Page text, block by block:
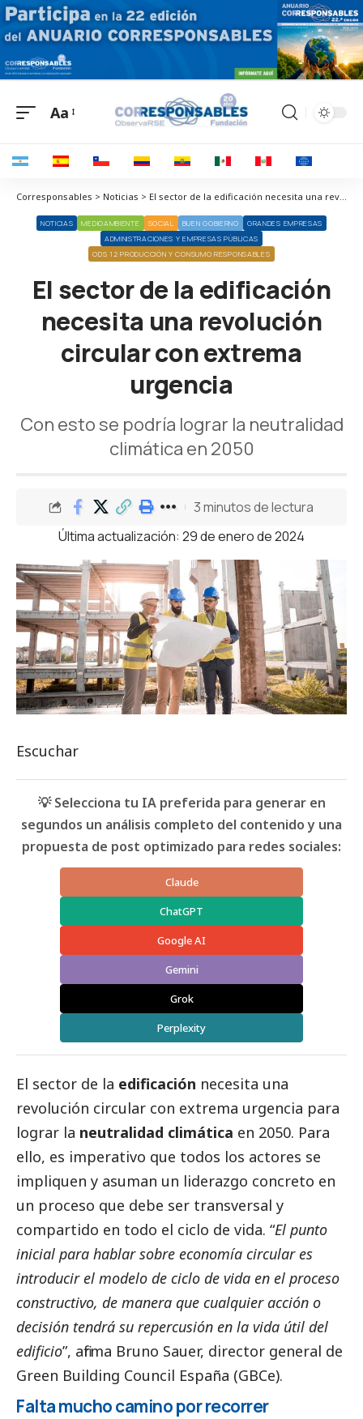
Aa
Corresponsables > Noticias > El sector de la edificación necesita una revolución circular con extrema urgencia
NOTICIAS MEDIOAMBIENTE SOCIAL BUEN GOBIERNO
GRANDES EMPRESAS
ADMINISTRACIONES Y EMPRESAS PÚBLICAS
ODS 12 PRODUCCIÓN Y CONSUMO RESPONSABLES
El sector de la edificación
necesita una revolución
circular con extrema
urgencia
Con esto se podría lograr la neutralidad
climática en 2050
Última actualización: 29 de enero de 2024
3 minutos de lectura
Escuchar
💡 Selecciona tu IA preferida para generar en
segundos un análisis completo del contenido y una
propuesta de post optimizado para redes sociales:
Claude
ChatGPT
Google AI
Gemini
Grok
Perplexity
El sector de la edificación necesita una
revolución circular con extrema urgencia para
lograr la neutralidad climática en 2050. Para
ello, es imperativo que todos los actores se
impliquen y asuman un liderazgo concreto en
un proceso que debe ser transversal y
compartido en todo el ciclo de vida. “El punto
inicial para hablar sobre economía circular es
introducir el modelo de ciclo de vida en el proceso
constructivo, de manera que cualquier acción o
decisión tendrá su repercusión en la vida útil del
edificio”, afirma Bruno Sauer, director general de
Green Building Council España (GBCe).
Falta mucho camino por recorrer